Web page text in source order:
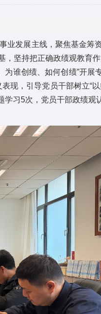
业发展主线，聚焦基金筹
，坚持把正确政绩观教育
谁创绩、如何创绩”开展
现，引导党员干部树立“
习5次，党员干部政绩观